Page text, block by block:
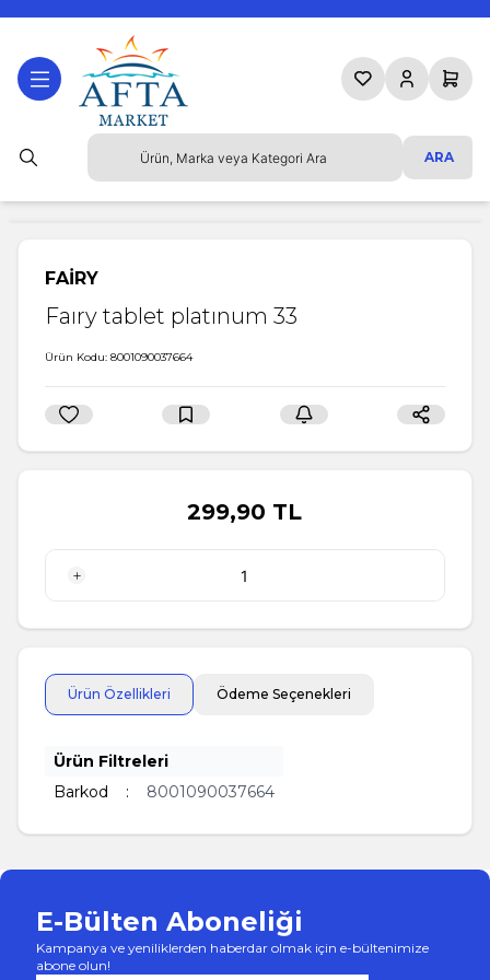
ARA
Favorilerim
HesabımSepetim
FAİRY
Faıry tablet platınum 33
Ürün Kodu: 8001090037664
299,90 TL
Ürün Özellikleri Ödeme Seçenekleri
Ürün Filtreleri
Barkod
: 8001090037664
E-Bülten Aboneliği
Kampanya ve yeniliklerden haberdar olmak için e-bültenimize
abone olun!